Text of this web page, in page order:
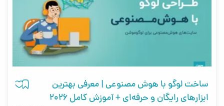
ساخت لوگو با هوش مصنوعی | معرفی بهترین
ابزارهای رایگان و حرفه‌ای + آموزش کامل ۲۰۲۶